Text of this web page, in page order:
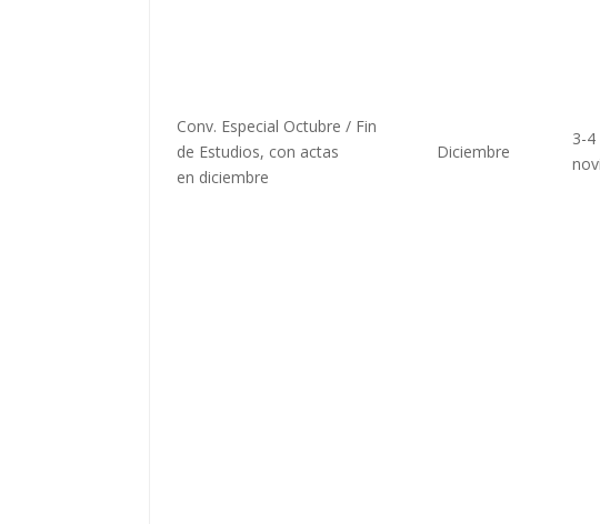
Conv. Especial Octubre / Fin
de Estudios, con actas
en diciembre
Diciembre
3-4